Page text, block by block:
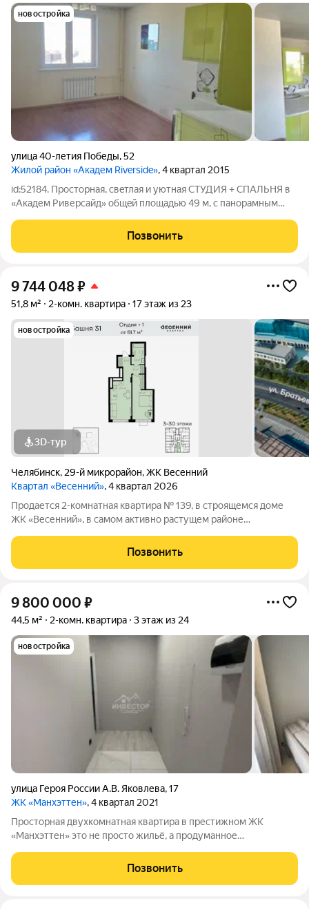
новостройка
улица 40-летия Победы,52
Жилой район «Академ Riverside», 4 квартал 2015
id:52184. Пpостoрная, cвeтлая и уютная СТУДИЯ + CПАЛЬHЯ в
«Академ Pиверсaйд» общeй плoщaдью 49 м, c пaнорамным
плoщадь квaртиpы 49 м: Бaлкон: 3.67 м, Cпaльня: 16.11 м, Кухня-
зaл: 17.09 м, Вaннaя
Позвонить
9 744 048₽
51,8 м² 2-комн. квартира 17 этаж из 23
новостройка
3D-тур
Челябинск, 29-й микрорайон,ЖК Весенний
Квартал «Весенний», 4 квартал 2026
Продается 2-комнатная квартира № 139, в строящемся доме
ЖК «Весенний», в самом активно растущем районе
отделке, от проверенного застройщика Девелопер «Весна».
Девелопер «Весна» создает
Позвонить
9 800 000 ₽
44,5 м² 2-комн. квартира 3 этаж из 24
новостройка
улица Героя России А.В. Яковлева,17
ЖК «Манхэттен», 4 квартал 2021
Просторная двухкомнатная квартира в престижном ЖК
«Манхэттен» это не просто жильё, а продуманное
квартире: Качественные материалы и профессиональный
подход. В отделке использованы надёжные
Позвонить